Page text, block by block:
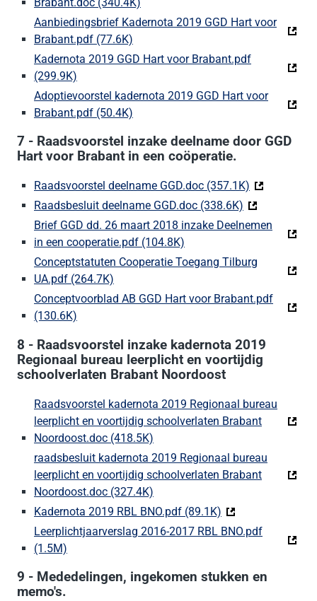
Aanbiedingsbrief Kadernota 2019 GGD Hart voor
Brabant.pdf (77.6K) (Deze link gaat naar een externe
Kadernota 2019 GGD Hart voor Brabant.pdf
(299.9K)
Adoptievoorstel kadernota 2019 GGD Hart voor
Brabant.pdf (50.4K) (Deze link gaat naar een externe
7 - Raadsvoorstel inzake deelname door GGD
Hart voor Brabant in een coöperatie.
Raadsvoorstel deelname GGD.doc (357.1K) (Deze link
Raadsbesluit deelname GGD.doc (338.6K) (Deze link
Brief GGD dd. 26 maart 2018 inzake Deelnemen
in een cooperatie.pdf (104.8K) (Deze link gaat naar een
Conceptstatuten Cooperatie Toegang Tilburg
UA.pdf (264.7K) (Deze link gaat naar een externe
Conceptvoorblad AB GGD Hart voor Brabant.pdf
(130.6K)
8 - Raadsvoorstel inzake kadernota 2019
Regionaal bureau leerplicht en voortijdig
schoolverlaten Brabant Noordoost
Raadsvoorstel kadernota 2019 Regionaal bureau
leerplicht en voortijdig schoolverlaten Brabant
Noordoost.doc (418.5K)
raadsbesluit kadernota 2019 Regionaal bureau
leerplicht en voortijdig schoolverlaten Brabant
Noordoost.doc (327.4K)
Kadernota 2019 RBL BNO.pdf (89.1K) (Deze link gaat
Leerplichtjaarverslag 2016-2017 RBL BNO.pdf
(1.5M)
9 - Mededelingen, ingekomen stukken en
memo's.